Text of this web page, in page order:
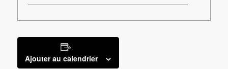
Ajouter au calendrier